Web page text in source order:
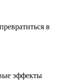
в
эффекты